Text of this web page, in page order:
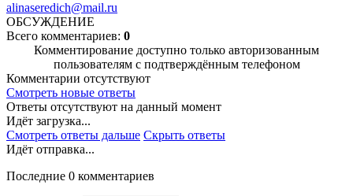
alinaseredich@mail.ru
ОБСУЖДЕНИЕ
Всего комментариев: 0
Комментирование доступно только авторизованным
пользователям с подтверждённым телефоном
Комментарии отсутствуют
Смотреть новые ответы
Ответы отсутствуют на данный момент
Идёт загрузка...
Смотреть ответы дальше Скрыть ответы
Идёт отправка...
Последние 0 комментариев